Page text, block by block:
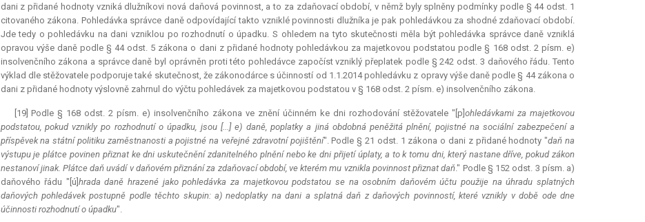
dani z přidané hodnoty vzniká dlužníkovi nová daňová povinnost, a to za zdaňovací období, v němž byly splněny podmínky podle § 44 odst. 1
citovaného zákona. Pohledávka správce daně odpovídající takto vzniklé povinnosti dlužníka je pak pohledávkou za shodné zdaňovací období.
Jde tedy o pohledávku na dani vzniklou po rozhodnutí o úpadku. S ohledem na tyto skutečnosti měla být pohledávka správce daně vzniklá
opravou výše daně podle § 44 odst. 5 zákona o dani z přidané hodnoty pohledávkou za majetkovou podstatou podle § 168 odst. 2 písm. e)
insolvenčního zákona a správce daně byl oprávněn proti této pohledávce započíst vzniklý přeplatek podle § 242 odst. 3 daňového řádu. Tento
výklad dle stěžovatele podporuje také skutečnost, že zákonodárce s účinností od 1.1.2014 pohledávku z opravy výše daně podle § 44 zákona o
dani z přidané hodnoty výslovně zahrnul do výčtu pohledávek za majetkovou podstatou v § 168 odst. 2 písm. e) insolvenčního zákona.
[19] Podle § 168 odst. 2 písm. e) insolvenčního zákona ve znění účinném ke dni rozhodování stěžovatele "[p]ohledávkami za majetkovou
podstatou, pokud vznikly po rozhodnutí o úpadku, jsou [...] e) daně, poplatky a jiná obdobná peněžitá plnění, pojistné na sociální zabezpečení a
příspěvek na státní politiku zaměstnanosti a pojistné na veřejné zdravotní pojištění". Podle § 21 odst. 1 zákona o dani z přidané hodnoty "daň na
výstupu je plátce povinen přiznat ke dni uskutečnění zdanitelného plnění nebo ke dni přijetí úplaty, a to k tomu dni, který nastane dříve, pokud zákon
nestanoví jinak. Plátce daň uvádí v daňovém přiznání za zdaňovací období, ve kterém mu vznikla povinnost přiznat daň." Podle § 152 odst. 3 písm. a)
daňového řádu "[ú] hrada daně hrazené jako pohledávka za majetkovou podstatou se na osobním daňovém účtu použije na úhradu splatných
daňových pohledávek postupně podle těchto skupin: a) nedoplatky na dani a splatná daň z daňových povinností, které vznikly v době ode dne
účinnosti rozhodnutí o úpadku".